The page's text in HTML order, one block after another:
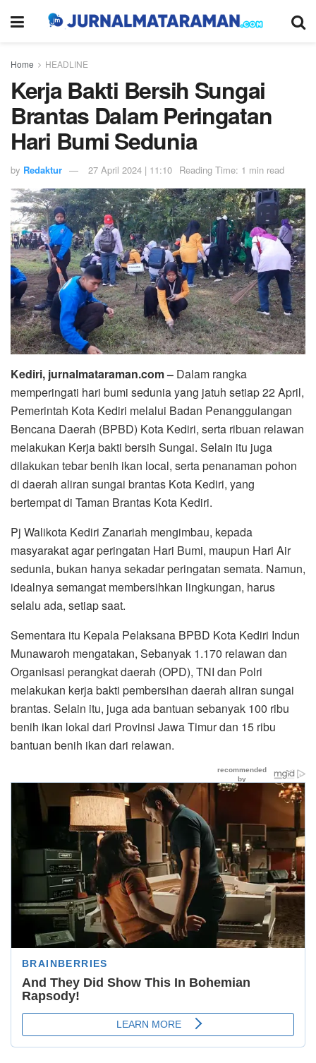
Home HEADLINE
Kerja Bakti Bersih Sungai
Brantas Dalam Peringatan
Hari Bumi Sedunia
by Redaktur 27 April 2024 | 11:10 Reading Time: 1 min read
Kediri, jurnalmataraman.com – Dalam rangka
memperingati hari bumi sedunia yang jatuh setiap 22 April,
Pemerintah Kota Kediri melalui Badan Penanggulangan
Bencana Daerah (BPBD) Kota Kediri, serta ribuan relawan
melakukan Kerja bakti bersih Sungai. Selain itu juga
dilakukan tebar benih ikan local, serta penanaman pohon
di daerah aliran sungai brantas Kota Kediri, yang
bertempat di Taman Brantas Kota Kediri.
Pj Walikota Kediri Zanariah mengimbau, kepada
masyarakat agar peringatan Hari Bumi, maupun Hari Air
sedunia, bukan hanya sekadar peringatan semata. Namun,
idealnya semangat membersihkan lingkungan, harus
selalu ada, setiap saat.
Sementara itu Kepala Pelaksana BPBD Kota Kediri Indun
Munawaroh mengatakan, Sebanyak 1.170 relawan dan
Organisasi perangkat daerah (OPD), TNI dan Polri
melakukan kerja bakti pembersihan daerah aliran sungai
brantas. Selain itu, juga ada bantuan sebanyak 100 ribu
benih ikan lokal dari Provinsi Jawa Timur dan 15 ribu
bantuan benih ikan dari relawan.